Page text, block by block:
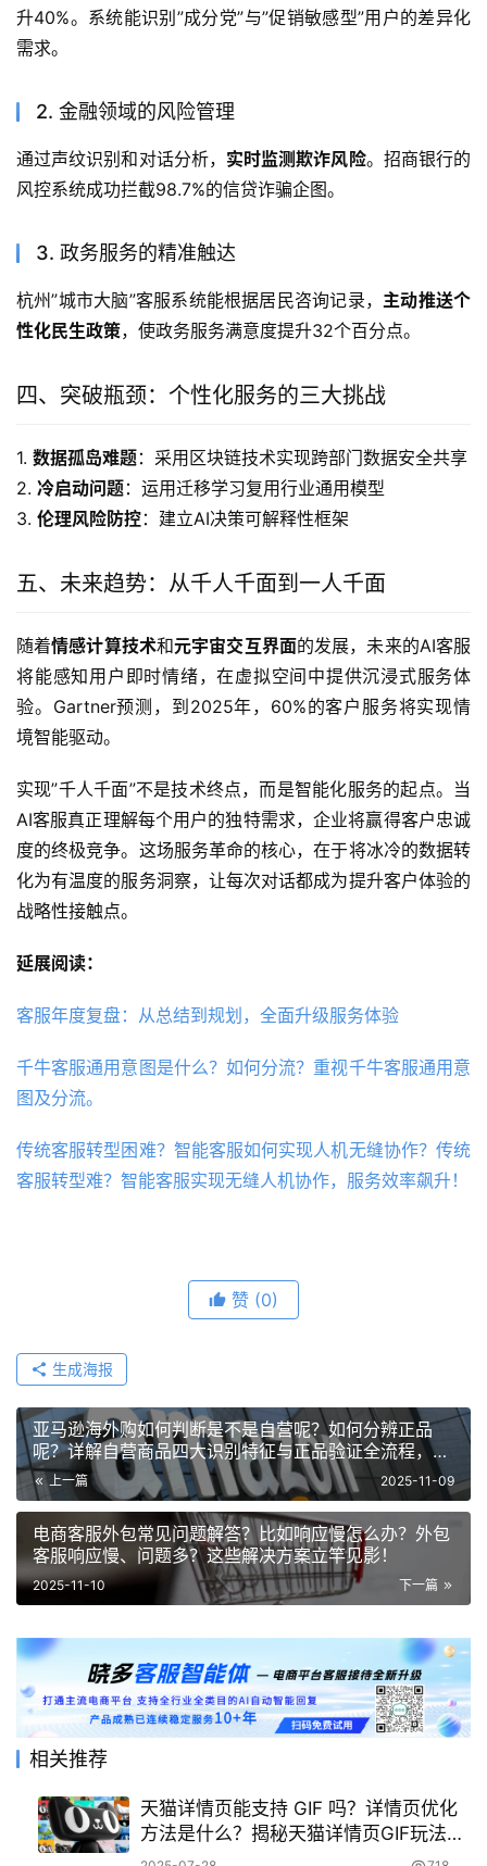
升40%。系统能识别”成分党”与”促销敏感型”用户的差异化
需求。
2. 金融领域的风险管理
通过声纹识别和对话分析， 实时监测欺诈风险。招商银行的
风控系统成功拦截98.7%的信贷诈骗企图。
3. 政务服务的精准触达
杭州”城市大脑”客服系统能根据居民咨询记录， 主动推送个
性化民生政策，使政务服务满意度提升32个百分点。
四、突破瓶颈：个性化服务的三大挑战
1. 数据孤岛难题：采用区块链技术实现跨部门数据安全共享
2. 冷启动问题：运用迁移学习复用行业通用模型
3. 伦理风险防控：建立AI决策可解释性框架
五、未来趋势：从千人千面到一人千面
随着情感计算技术和元宇宙交互界面的发展，未来的AI客服
将能感知用户即时情绪，在虚拟空间中提供沉浸式服务体
验。Gartner预测，到2025年，60%的客户服务将实现情
境智能驱动。
实现”千人千面”不是技术终点，而是智能化服务的起点。当
AI客服真正理解每个用户的独特需求，企业将赢得客户忠诚
度的终极竞争。这场服务革命的核心，在于将冰冷的数据转
化为有温度的服务洞察，让每次对话都成为提升客户体验的
战略性接触点。
延展阅读：
客服年度复盘：从总结到规划，全面升级服务体验
千牛客服通用意图是什么？如何分流？重视千牛客服通用意
图及分流。
传统客服转型困难？智能客服如何实现人机无缝协作？传统
客服转型难？智能客服实现无缝人机协作，服务效率飙升！
赞 (0)
生成海报
亚马逊海外购如何判断是不是自营呢？如何分辨正品
呢？详解自营商品四大识别特征与正品验证全流程，从
页面标识到防伪查询的完整指南！
上一篇 2025-11-09
电商客服外包常见问题解答？比如响应慢怎么办？外包
客服响应慢、问题多？这些解决方案立竿见影！
下一篇
2025-11-10
相关推荐
天猫详情页能支持 GIF 吗？详情页优化
方法是什么？揭秘天猫详情页GIF玩法！
3步让转化率飙升，网红商家都不知道的